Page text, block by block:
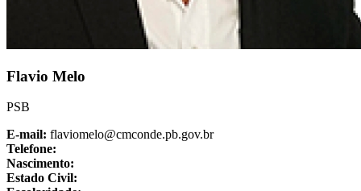
Flavio Melo
PSB
E-mail: flaviomelo@cmconde.pb.gov.br
Telefone:
Nascimento:
Estado Civil: